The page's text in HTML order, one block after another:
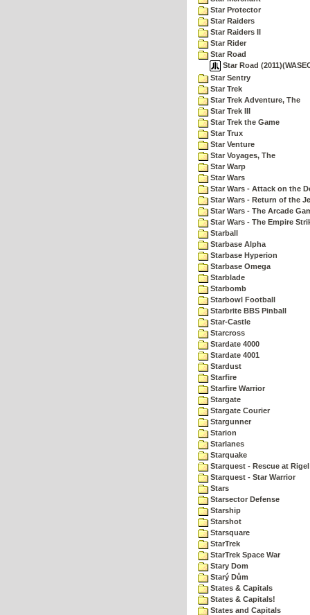
Star Protector
Star Raiders
Star Raiders II
Star Rider
Star Road
Star Road
Star Sentry
Star Trek
Star Trek Adventure, The
Star Trek III
Star Trek the Game
Star Trux
Star Venture
Star Voyages, The
Star Warp
Star Wars
Star Wars - Attack on the
Star Wars - Return of the
Star Wars - The Arcade
Star Wars - The Empire
Starball
Starbase Alpha
Starbase Hyperion
Starbase Omega
Starblade
Starbomb
Starbowl Football
Starbrite BBS Pinball
Star-Castle
Starcross
Stardate 4000
Stardate 4001
Stardust
Starfire
Starfire Warrior
Stargate
Stargate Courier
Stargunner
Starion
Starlanes
Starquake
Starquest - Rescue at Rigel
Starquest - Star Warrior
Stars
Starsector Defense
Starship
Starshot
Starsquare
StarTrek
StarTrek Space War
Stary Dom
Starý Dům
States & Capitals
States & Capitals!
States and Capitals